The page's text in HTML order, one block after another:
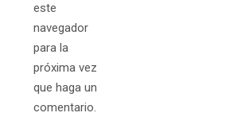
este
navegador
para la
próxima vez
que haga un
comentario.